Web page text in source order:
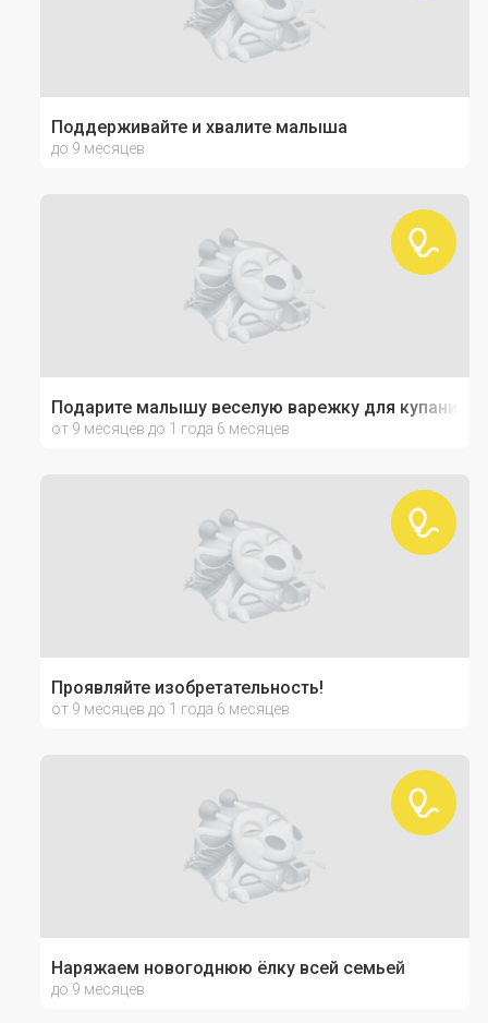
Поддерживайте и хвалите малыша
до 9 месяцев
Подарите малышу веселую варежку для купания!
от 9 месяцев до 1 года 6 месяцев
Проявляйте изобретательность!
от 9 месяцев до 1 года 6 месяцев
Наряжаем новогоднюю ёлку всей семьей
до 9 месяцев